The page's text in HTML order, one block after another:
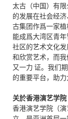
太古（中国）有
的发展在社会经
古集团作爲一家
能成爲大湾区青
社区的艺术文化
和欣赏艺术，而
又一力 证。我们
的重要平台，助
关於香港演艺学院
香港演艺学院（